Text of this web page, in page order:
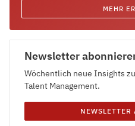
MEHR
Newsletter
Wöchentlich neue Insights
Talent Management.